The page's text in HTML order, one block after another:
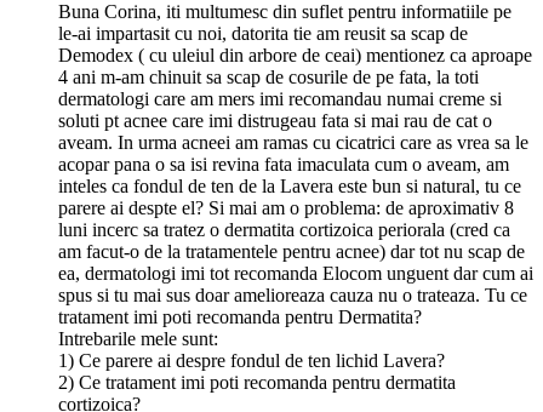
Buna Corina, iti multumesc din suflet pentru informatiile pe
le-ai impartasit cu noi, datorita tie am reusit sa scap de
Demodex ( cu uleiul din arbore de ceai) mentionez ca aproape
4 ani m-am chinuit sa scap de cosurile de pe fata, la toti
dermatologi care am mers imi recomandau numai creme si
soluti pt acnee care imi distrugeau fata si mai rau de cat o
aveam. In urma acneei am ramas cu cicatrici care as vrea sa le
acopar pana o sa isi revina fata imaculata cum o aveam, am
inteles ca fondul de ten de la Lavera este bun si natural, tu ce
parere ai despte el? Si mai am o problema: de aproximativ 8
luni incerc sa tratez o dermatita cortizoica periorala (cred ca
am facut-o de la tratamentele pentru acnee) dar tot nu scap de
ea, dermatologi imi tot recomanda Elocom unguent dar cum ai
spus si tu mai sus doar amelioreaza cauza nu o trateaza. Tu ce
tratament imi poti recomanda pentru Dermatita?
Intrebarile mele sunt:
1) Ce parere ai despre fondul de ten lichid Lavera?
2) Ce tratament imi poti recomanda pentru dermatita
cortizoica?